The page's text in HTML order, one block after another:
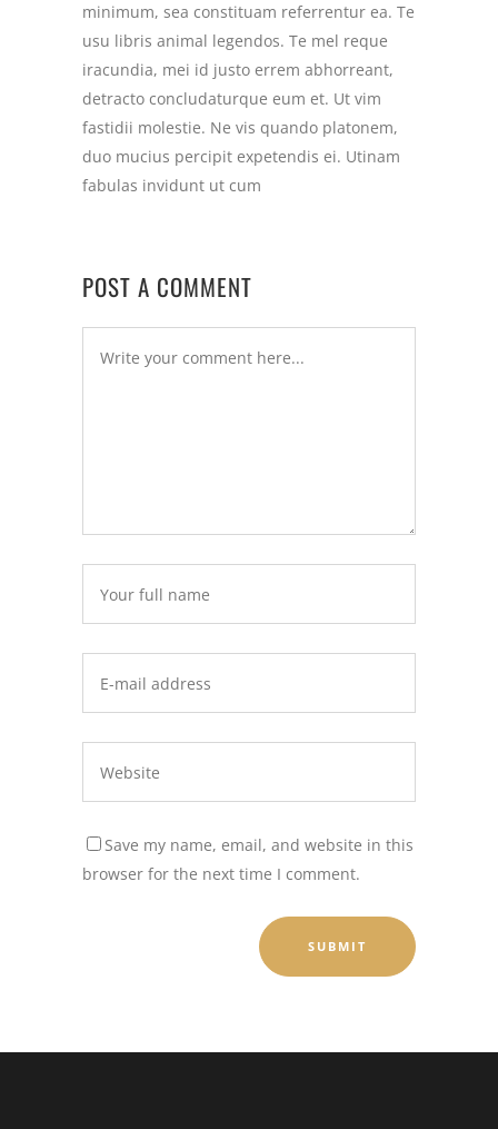
minimum, sea constituam referrentur ea. Te
usu libris animal legendos. Te mel reque
iracundia, mei id justo errem abhorreant,
detracto concludaturque eum et. Ut vim
fastidii molestie. Ne vis quando platonem,
duo mucius percipit expetendis ei. Utinam
fabulas invidunt ut cum
POST A COMMENT
Save my name, email, and website in this
browser for the next time I comment.